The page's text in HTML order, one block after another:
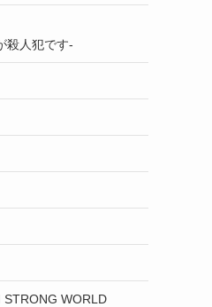
殺人犯です-
WORLD